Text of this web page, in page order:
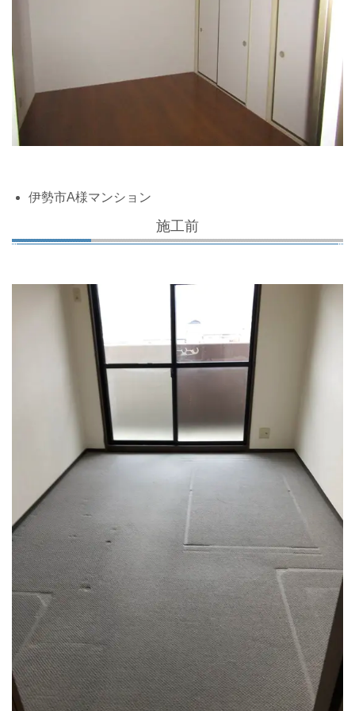
伊勢市A様マンション
施工前